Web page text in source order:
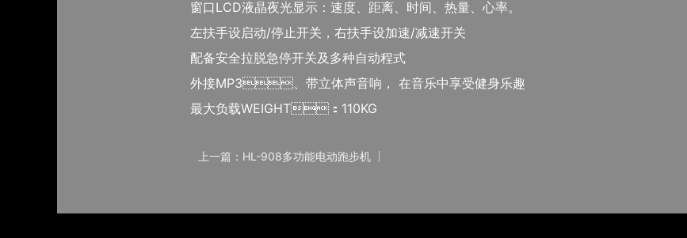
窗口LCD液晶夜光显示：速度、距离、时间、热量、心率。
左扶手设启动/停止开关，右扶手设加速/减速开关
配备安全拉脱急停开关及多种自动程式
外接MP3、带立体声音响， 在音乐中享受健身乐趣
最大负载WEIGHT：110KG
上一篇：HL-908多功能电动跑步机